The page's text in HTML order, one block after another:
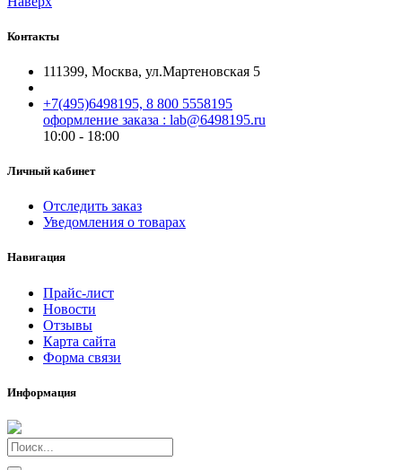
Контакты
111399, Москва, ул.Мартеновская 5
+7(495)6498195, 8 800 5558195
оформление заказа : lab@6498195.ru
10:00 - 18:00
Личный кабинет
Отследить заказ
Уведомления о товарах
Навигация
Прайс-лист
Новости
Отзывы
Карта сайта
Форма связи
Информация